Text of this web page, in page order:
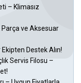
– Klimasız
Parça ve Aksesuar
Destek Alın!
Servis Filosu –